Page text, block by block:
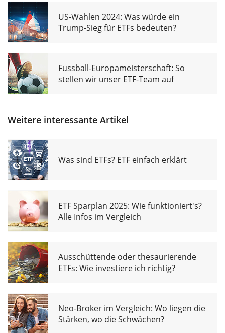
US-Wahlen 2024: Was würde ein
Trump-Sieg für ETFs bedeuten?
Fussball-Europameisterschaft: So
stellen wir unser ETF-Team auf
Weitere interessante Artikel
Was sind ETFs? ETF einfach erklärt
ETF Sparplan 2025: Wie funktioniert's?
Alle Infos im Vergleich
Ausschüttende oder thesaurierende
ETFs: Wie investiere ich richtig?
Neo-Broker im Vergleich: Wo liegen die
Stärken, wo die Schwächen?